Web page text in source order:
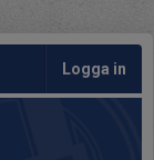
Logga in